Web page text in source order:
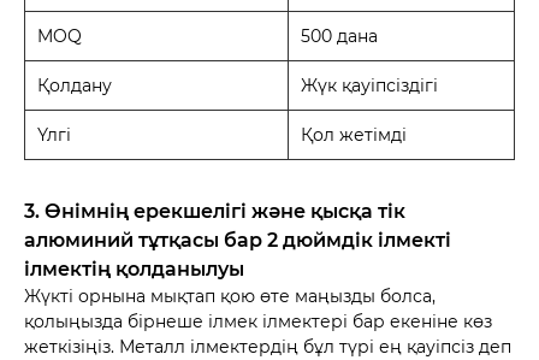
MOQ 500 дана
Қолдану Жүк қауіпсіздігі
Үлгі Қол жетімді
3. Өнімнің ерекшелігі және қысқа тік
алюминий тұтқасы бар 2 дюймдік ілмекті
ілмектің қолданылуы
Жүкті орнына мықтап қою өте маңызды болса,
қолыңызда бірнеше ілмек ілмектері бар екеніне көз
жеткізіңіз. Металл ілмектердің бұл түрі ең қауіпсіз деп